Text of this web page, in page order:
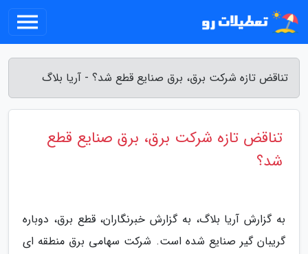
تناقض تازه شرکت برق، برق صنایع قطع شد؟ - آریا بلاگ
تناقض تازه شرکت برق، برق صنایع قطع
شد؟
به گزارش آریا بلاگ، به گزارش خبرنگاران، قطع برق، دوباره
گریبان گیر صنایع شده است. شرکت سهامی برق منطقه ای